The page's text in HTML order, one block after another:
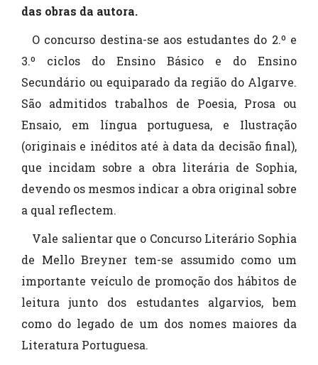
das obras da autora.
O concurso destina-se aos estudantes do 2.º e
3.º ciclos do Ensino Básico e do Ensino
Secundário ou equiparado da região do Algarve.
São admitidos trabalhos de Poesia, Prosa ou
Ensaio, em língua portuguesa, e Ilustração
(originais e inéditos até à data da decisão final),
que incidam sobre a obra literária de Sophia,
devendo os mesmos indicar a obra original sobre
a qual reflectem.
Vale salientar que o Concurso Literário Sophia
de Mello Breyner tem-se assumido como um
importante veículo de promoção dos hábitos de
leitura junto dos estudantes algarvios, bem
como do legado de um dos nomes maiores da
Literatura Portuguesa.